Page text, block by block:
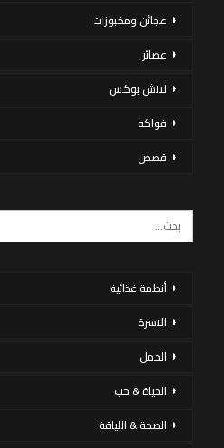
عجائن ومخبوزات
عصائر
لانش بوكس
فواكه
قصص
أنظمة غذائية
الاسرة
الحمل
الحياة & حب
الصحة & اللياقة